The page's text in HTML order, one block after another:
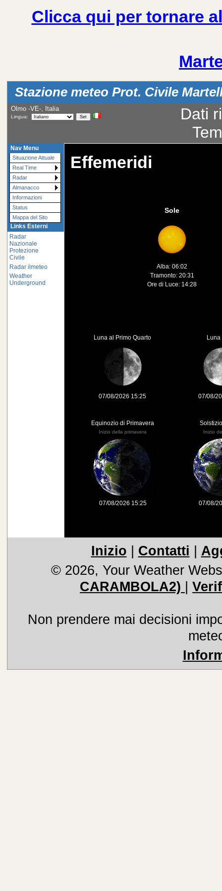
Clicca qui per tornare
Stazione meteo Prot. Civile
Olmo -VE-, Italia
Lingua:
Dati
Nav Menu
Situazione Attuale
Real Time
Radar
Almanacco
Informazioni
Status
Mappa del Sito
Links Esterni
Radar
Nazionale
Protezione
Civile
Radar ilmeteo
Weather
Underground
Effemeridi
Sole
Alba: 06:02
Tramonto: 20:31
Ore di Luce: 14:28
Luna al Primo Quarto
07/08/2026 15:25 07/08/
Equinozio di Primavera
Inizio della primavera Inizio
07/08/2026 15:25 07/08/
Inizio Contatti
© 2026, Your Weather
CARAMBOLA2)
Non prendere mai decisioni